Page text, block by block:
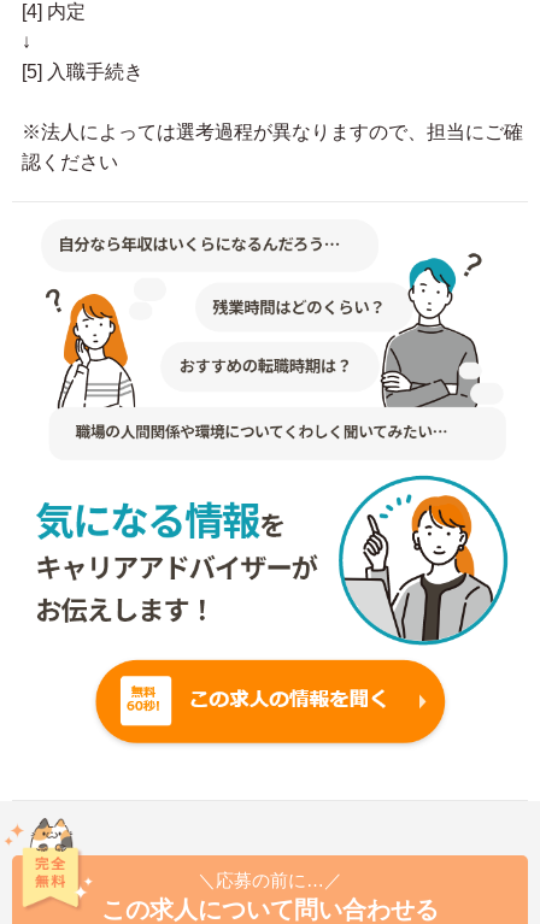
[4] 内定
↓
[5] 入職手続き
※法人によっては選考過程が異なりますので、担当にご確
認ください
＼応募の前に…／
この求人について問い合わせる